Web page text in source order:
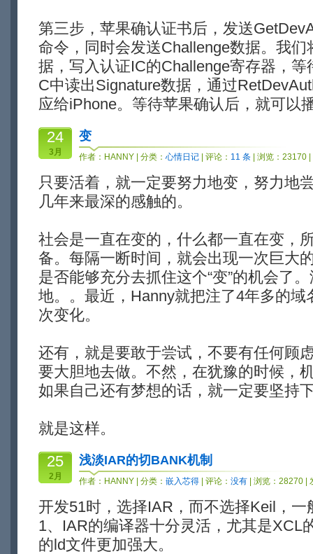
第三步，苹果确认证书后，发送
命令，同时会发送Challenge数据。我
据，写入认证IC的Challenge寄存器，
C中读出Signature数据，通过
应给iPhone。等待苹果确认后，就可以
24
3月
变
作者： HANNY | 分类： 心情日记 | 评论： 11 条 | 浏览：23170
只要活着，就一定要努力地变，努力地
几年来最深的感触的。
社会是一直在变的，什么都一直在变，
备。每隔一断时间，就会出现一次巨大
是否能够充分去抓住这个“变”的机会了
地。。最近，Hanny就把注了4年多的
次变化。
还有，就是要敢于尝试，不要有任何顾
要大胆地去做。不然，在犹豫的时候，
如果自己还有梦想的话，就一定要坚持
就是这样。
25
2月
浅淡IAR的切BANK机制
作者： HANNY | 分类： 嵌入芯得 | 评论： 没有 | 浏览：28270 |
开发51时，选择IAR，而不选择Keil，一
1、IAR的编译器十分灵活，尤其是XCL
的ld文件更加强大。